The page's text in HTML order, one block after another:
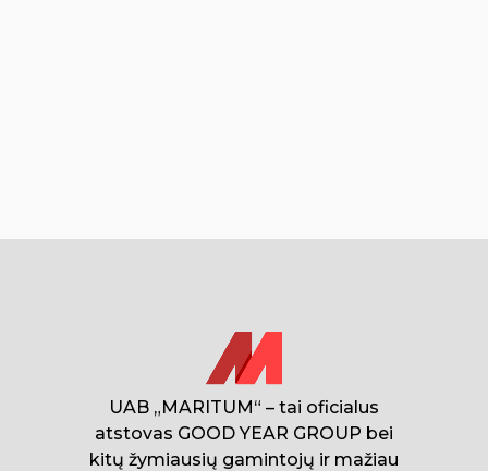
UAB „MARITUM“ – tai oficialus
atstovas GOOD YEAR GROUP bei
kitų žymiausių gamintojų ir mažiau